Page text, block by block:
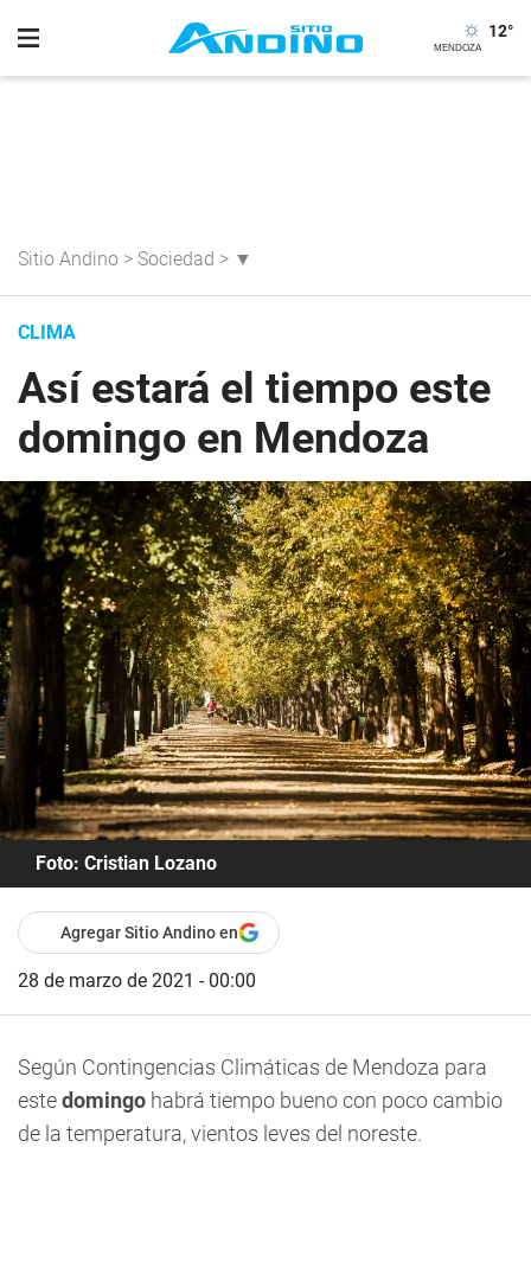
12°
Sitio Andino > Sociedad > ▼
CLIMA
Así estará el tiempo este
domingo en Mendoza
Foto: Cristian Lozano
Agregar Sitio Andino en
28 de marzo de 2021 - 00:00
Según Contingencias Climáticas de Mendoza para
estedomingo habrá tiempo buenocon poco cambio
de la temperatura, vientos leves del noreste.